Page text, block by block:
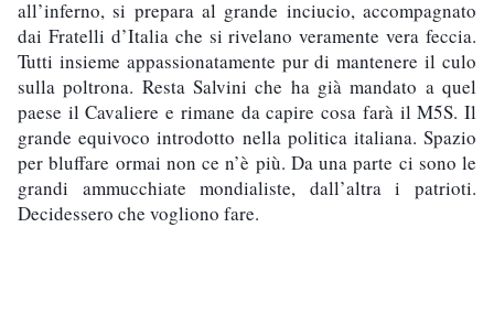
all’inferno, si prepara al grande inciucio, accompagnato
dai Fratelli d’Italia che si rivelano veramente vera feccia.
Tutti insieme appassionatamente pur di mantenere il culo
sulla poltrona. Resta Salvini che ha già mandato a quel
paese il Cavaliere e rimane da capire cosa farà il M5S. Il
grande equivoco introdotto nella politica italiana. Spazio
per bluffare ormai non ce n’è più. Da una parte ci sono le
grandi ammucchiate mondialiste, dall’altra i patrioti.
Decidessero che vogliono fare.